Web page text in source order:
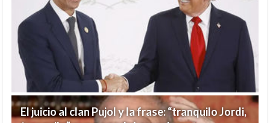
El juicio al clan Pujol y la frase: “tranquilo Jordi,